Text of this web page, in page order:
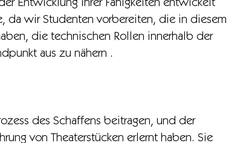
Entwicklung ihrer Fähigkeiten entwickelt
da wir Studenten vorbereiten, die in diesem
die technischen Rollen innerhalb der
aus zu nähern .
des Schaffens beitragen, und der
von Theaterstücken erlernt haben. Sie